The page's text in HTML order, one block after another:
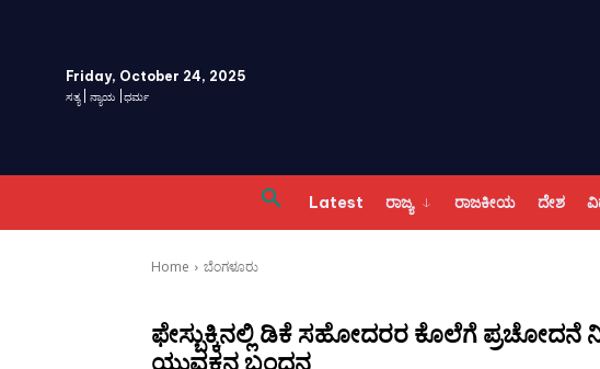
Friday, October 24, 2025
ಸತ್ಯ | ನ್ಯಾಯ |ಧರ್ಮ
Latest ರಾಜ್ಯ ರಾಜಕೀಯ ದೇಶ
Home ಬೆಂಗಳೂರು
ಫೇಸ್ಬುಕ್ಕಿನಲ್ಲಿ ಡಿಕೆ ಸಹೋದರರ ಕೊಲೆಗೆ
ಯುವಕನ ಬಂಧನ